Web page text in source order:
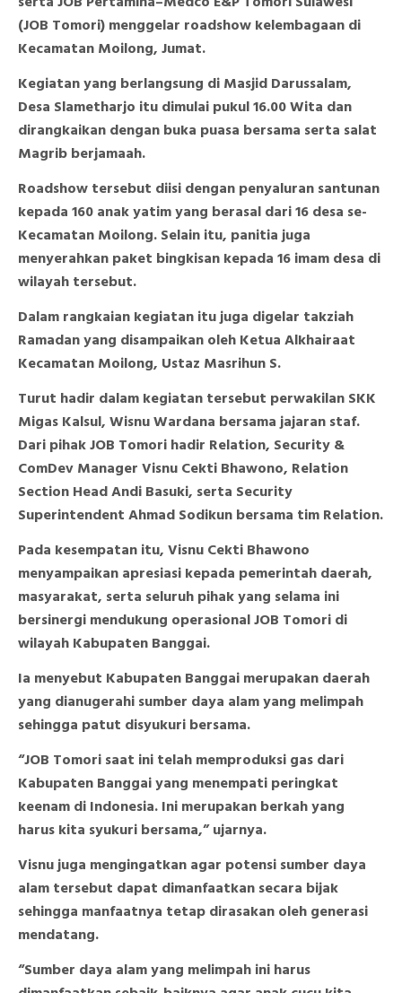
(JOB Tomori) menggelar roadshow kelembagaan di
Kecamatan Moilong, Jumat.
Kegiatan yang berlangsung di Masjid Darussalam,
Desa Slametharjo itu dimulai pukul 16.00 Wita dan
dirangkaikan dengan buka puasa bersama serta salat
Magrib berjamaah.
Roadshow tersebut diisi dengan penyaluran santunan
kepada 160 anak yatim yang berasal dari 16 desa se-
Kecamatan Moilong. Selain itu, panitia juga
menyerahkan paket bingkisan kepada 16 imam desa di
wilayah tersebut.
Dalam rangkaian kegiatan itu juga digelar takziah
Ramadan yang disampaikan oleh Ketua Alkhairaat
Kecamatan Moilong, Ustaz Masrihun S.
Turut hadir dalam kegiatan tersebut perwakilan SKK
Migas Kalsul, Wisnu Wardana bersama jajaran staf.
Dari pihak JOB Tomori hadir Relation, Security &
ComDev Manager Visnu Cekti Bhawono, Relation
Section Head Andi Basuki, serta Security
Superintendent Ahmad Sodikun bersama tim Relation.
Pada kesempatan itu, Visnu Cekti Bhawono
menyampaikan apresiasi kepada pemerintah daerah,
masyarakat, serta seluruh pihak yang selama ini
bersinergi mendukung operasional JOB Tomori di
wilayah Kabupaten Banggai.
Ia menyebut Kabupaten Banggai merupakan daerah
yang dianugerahi sumber daya alam yang melimpah
sehingga patut disyukuri bersama.
“JOB Tomori saat ini telah memproduksi gas dari
Kabupaten Banggai yang menempati peringkat
keenam di Indonesia. Ini merupakan berkah yang
harus kita syukuri bersama,” ujarnya.
Visnu juga mengingatkan agar potensi sumber daya
alam tersebut dapat dimanfaatkan secara bijak
sehingga manfaatnya tetap dirasakan oleh generasi
mendatang.
“Sumber daya alam yang melimpah ini harus